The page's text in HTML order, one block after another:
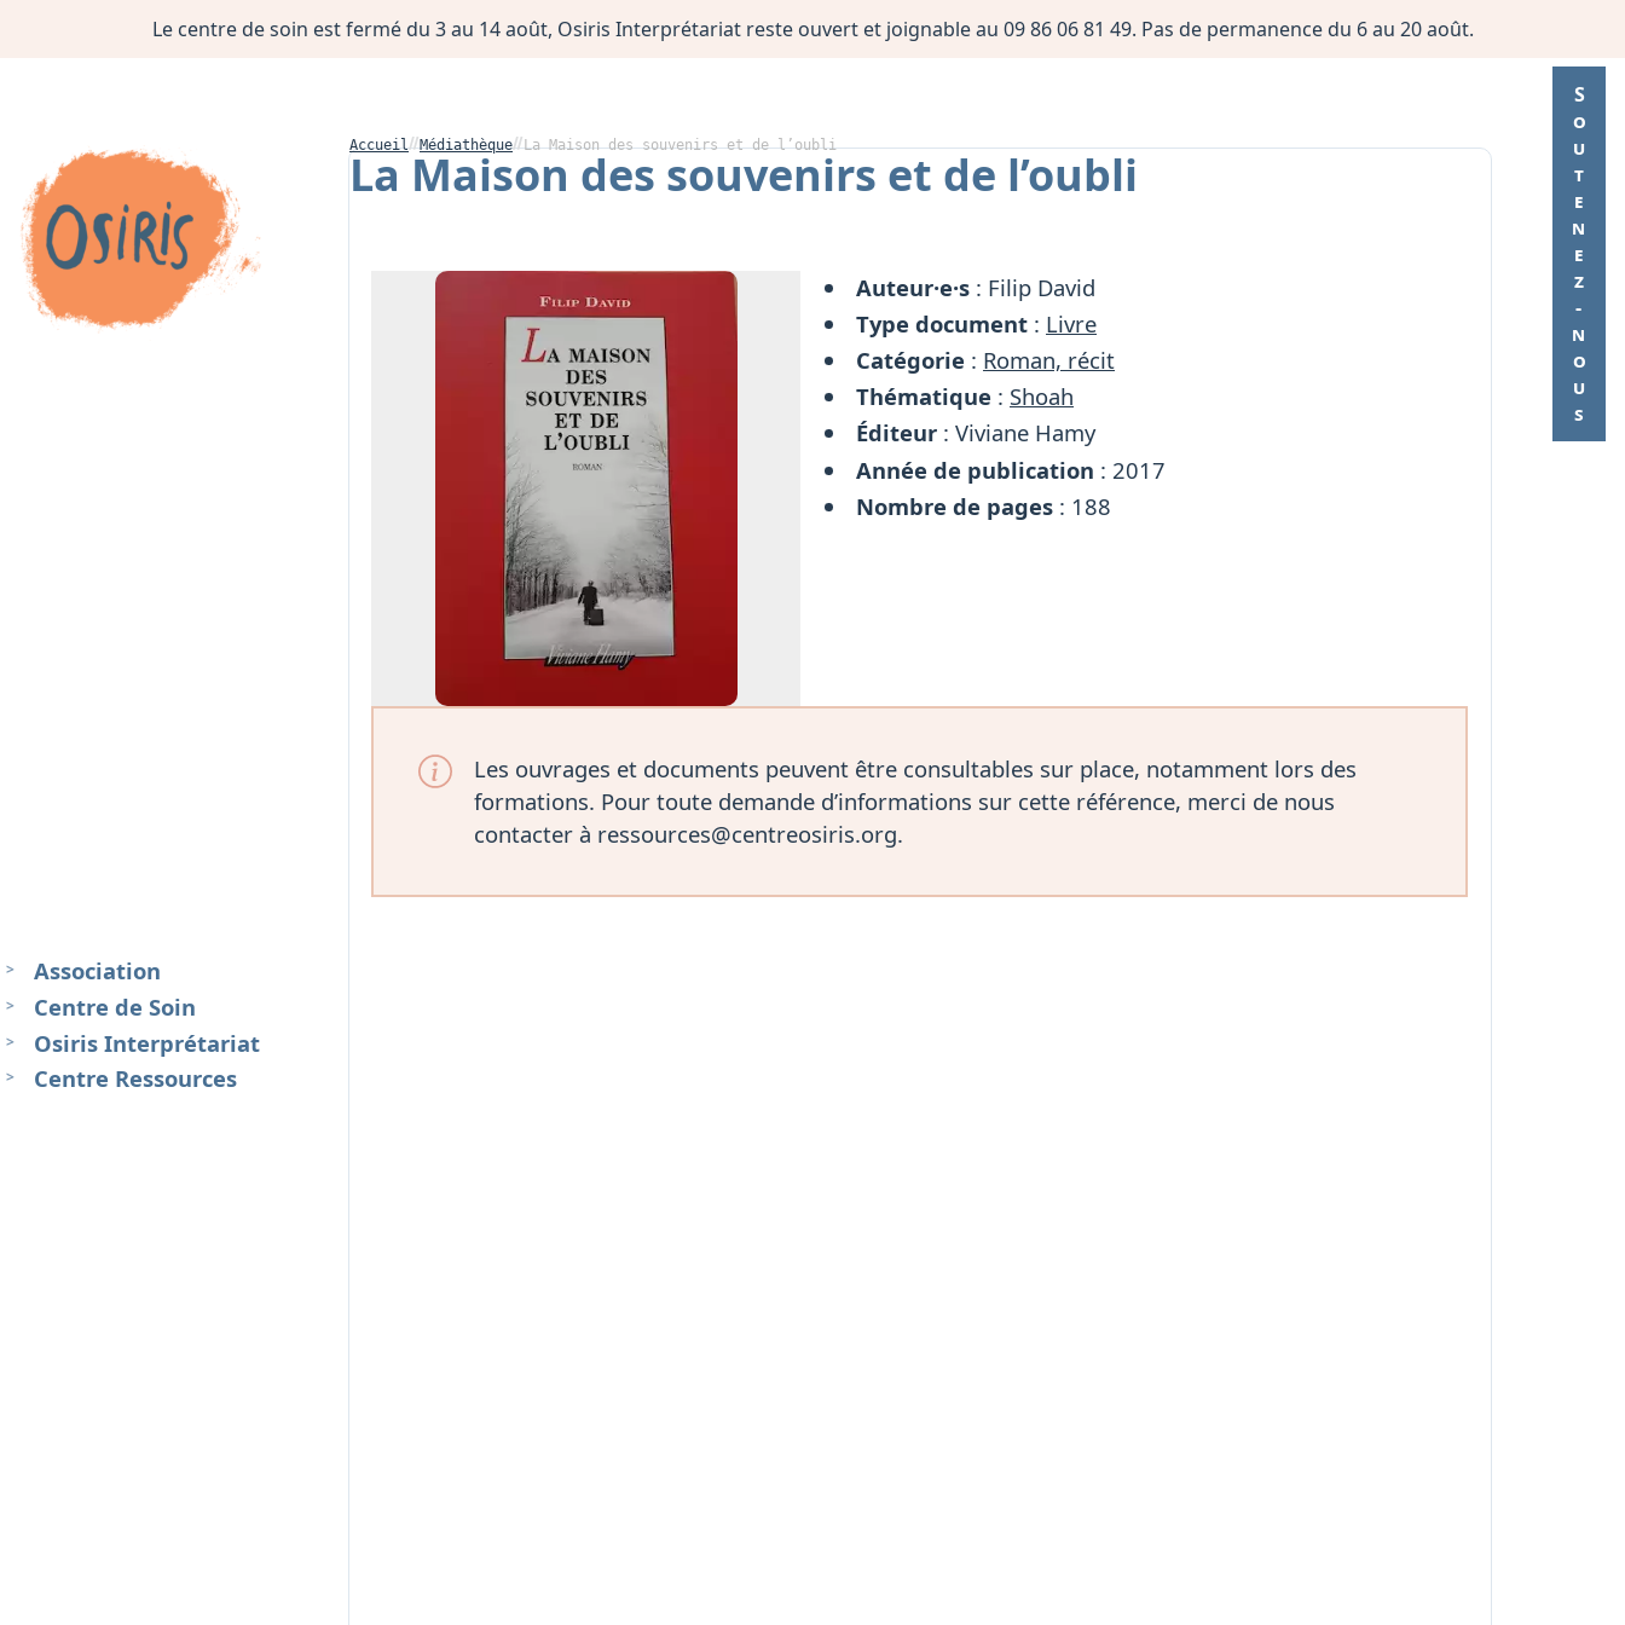
Le centre de soin est fermé du 3 au 14 août, Osiris Interprétariat reste ouvert et joignable au 09 86 06 81 49. Pas de permanence du 6 au 20 août.
Soutenez-nous
Association
Centre de Soin
Osiris Interprétariat
Centre Ressources
Accueil Médiathèque La Maison des souvenirs et de l’oubli
La Maison des souvenirs et de l’oubli
Auteur·e·s : Filip David
Type document : Livre
Catégorie : Roman, récit
Thématique : Shoah
Éditeur : Viviane Hamy
Année de publication : 2017
Nombre de pages : 188
Les ouvrages et documents peuvent être consultables sur place, notamment lors des
formations. Pour toute demande d’informations sur cette référence, merci de nous
contacter à ressources@centreosiris.org.